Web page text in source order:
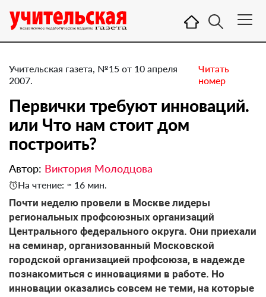
Учительская газета, №15 от 10 апреля
2007.
Читать
номер
Первички требуют инноваций.
или Что нам стоит дом
построить?
Автор: Виктория Молодцова
На чтение: ≈ 16 мин.
Почти неделю провели в Москве лидеры
региональных профсоюзных организаций
Центрального федерального округа. Они приехали
на семинар, организованный Московской
городской организацией профсоюза, в надежде
познакомиться с инновациями в работе. Но
инновации оказались совсем не теми, на которые